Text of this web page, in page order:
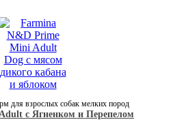
для взрослых собак мелких пород
с Ягненком и Перепелом